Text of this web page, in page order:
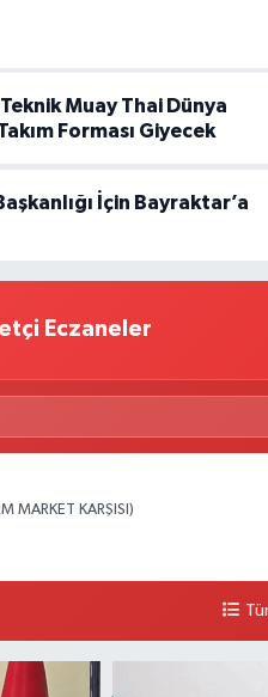
Muay Thai Dünya
Forması Giyecek
İçin Bayraktar’a
Eczaneler
MARKET KARŞISI)